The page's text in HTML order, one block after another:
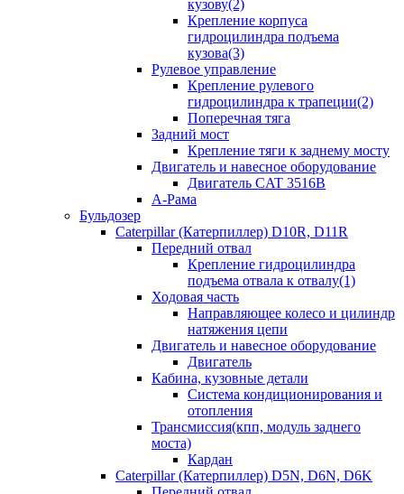
кузову(2)
Крепление корпуса
гидроцилиндра подъема
кузова(3)
Рулевое управление
Крепление рулевого
гидроцилиндра к трапеции(2)
Поперечная тяга
Задний мост
Крепление тяги к заднему мосту
Двигатель и навесное оборудование
Двигатель CAT 3516B
А-Рама
Бульдозер
Caterpillar (Катерпиллер) D10R, D11R
Передний отвал
Крепление гидроцилиндра
подъема отвала к отвалу(1)
Ходовая часть
Направляющее колесо и цилиндр
натяжения цепи
Двигатель и навесное оборудование
Двигатель
Кабина, кузовные детали
Система кондиционирования и
отопления
Трансмиссия(кпп, модуль заднего
моста)
Кардан
Caterpillar (Катерпиллер) D5N, D6N, D6K